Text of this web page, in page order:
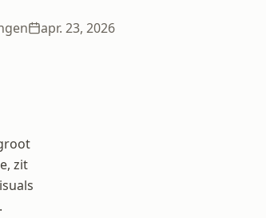
apr. 23, 2026
zit